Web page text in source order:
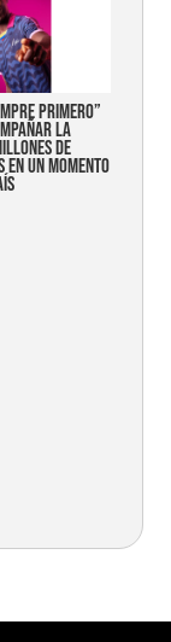
primero”
la
de
un momento